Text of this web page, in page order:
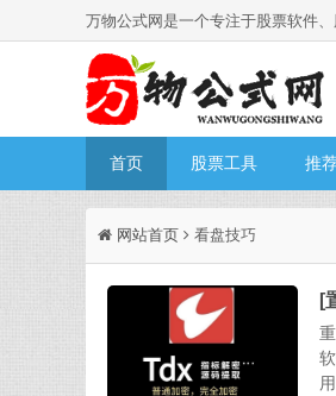
万物公式网是一个专注于股票软件
首页 股票工具 推
网站首页 看盘技巧
[